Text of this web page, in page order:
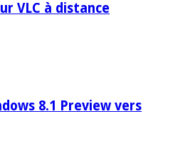
VLC à distance
8.1 Preview vers